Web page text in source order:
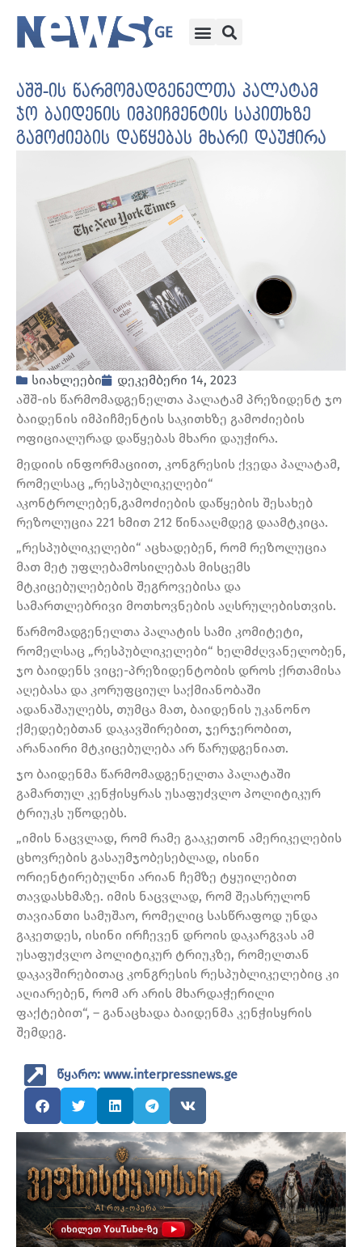
აშშ-ის წარმომადგენელთა პალატამ
ჯო ბაიდენის იმპიჩმენტის საკითხზე
გამოძიების დაწყებას მხარი დაუჭირა
სიახლეები
დეკემბერი 14, 2023
აშშ-ის წარმომადგენელთა პალატამ პრეზიდენტ ჯო
ბაიდენის იმპიჩმენტის საკითხზე გამოძიების
ოფიციალურად დაწყებას მხარი დაუჭირა.
მედიის ინფორმაციით, კონგრესის ქვედა პალატამ,
რომელსაც „რესპუბლიკელები“
აკონტროლებენ,გამოძიების დაწყების შესახებ
რეზოლუცია 221 ხმით 212 წინააღმდეგ დაამტკიცა.
„რესპუბლიკელები“ აცხადებენ, რომ რეზოლუცია
მათ მეტ უფლებამოსილებას მისცემს
მტკიცებულებების შეგროვებისა და
სამართლებრივი მოთხოვნების აღსრულებისთვის.
წარმომადგენელთა პალატის სამი კომიტეტი,
რომელსაც „რესპუბლიკელები“ ხელმძღვანელობენ,
ჯო ბაიდენს ვიცე-პრეზიდენტობის დროს ქრთამისა
აღებასა და კორუფციულ საქმიანობაში
ადანაშაულებს, თუმცა მათ, ბაიდენის უკანონო
ქმედებებთან დაკავშირებით, ჯერჯერობით,
არანაირი მტკიცებულება არ წარუდგენიათ.
ჯო ბაიდენმა წარმომადგენელთა პალატაში
გამართულ კენჭისყრას უსაფუძვლო პოლიტიკურ
ტრიუკს უწოდებს.
„იმის ნაცვლად, რომ რამე გააკეთონ ამერიკელების
ცხოვრების გასაუმჯობესებლად, ისინი
ორიენტირებულნი არიან ჩემზე ტყუილებით
თავდასხმაზე. იმის ნაცვლად, რომ შეასრულონ
თავიანთი სამუშაო, რომელიც სასწრაფოდ უნდა
გაკეთდეს, ისინი ირჩევენ დროის დაკარგვას ამ
უსაფუძვლო პოლიტიკურ ტრიუკზე, რომელთან
დაკავშირებითაც კონგრესის რესპუბლიკელებიც კი
აღიარებენ, რომ არ არის მხარდაჭერილი
ფაქტებით“, – განაცხადა ბაიდენმა კენჭისყრის
შემდეგ.
წყარო: www.interpressnews.ge